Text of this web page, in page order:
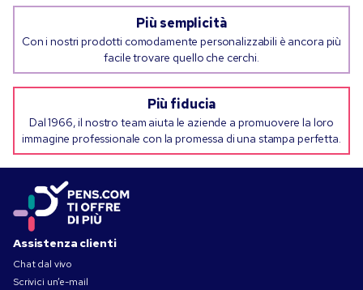
Più semplicità
Con i nostri prodotti comodamente personalizzabili è ancora più
facile trovare quello che cerchi.
Più fiducia
Dal 1966, il nostro team aiuta le aziende a promuovere la loro
immagine professionale con la promessa di una stampa perfetta.
Assistenza clienti
Chat dal vivo
Scrivici un’e-mail